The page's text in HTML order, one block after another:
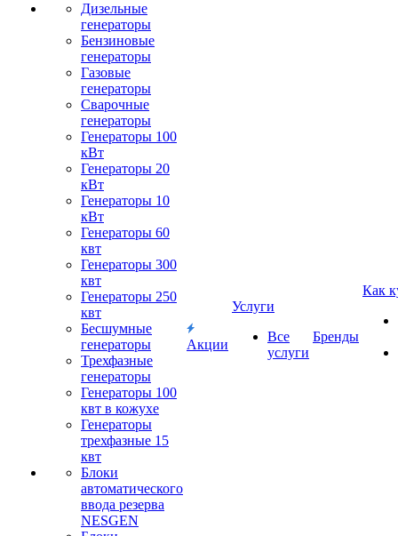
Дизельные
генераторы
Бензиновые
генераторы
Газовые
генераторы
Сварочные
генераторы
Генераторы 100
кВт
Генераторы 20
кВт
Генераторы 10
кВт
Генераторы 60
квт
Генераторы 300
квт
Генераторы 250
квт
Бесшумные
генераторы
Трехфазные
генераторы
Генераторы 100
квт в кожухе
Генераторы
трехфазные 15
квт
Блоки
автоматического
ввода резерва
NESGEN
Акции
Услуги
Все
услуги
Бренды
Как